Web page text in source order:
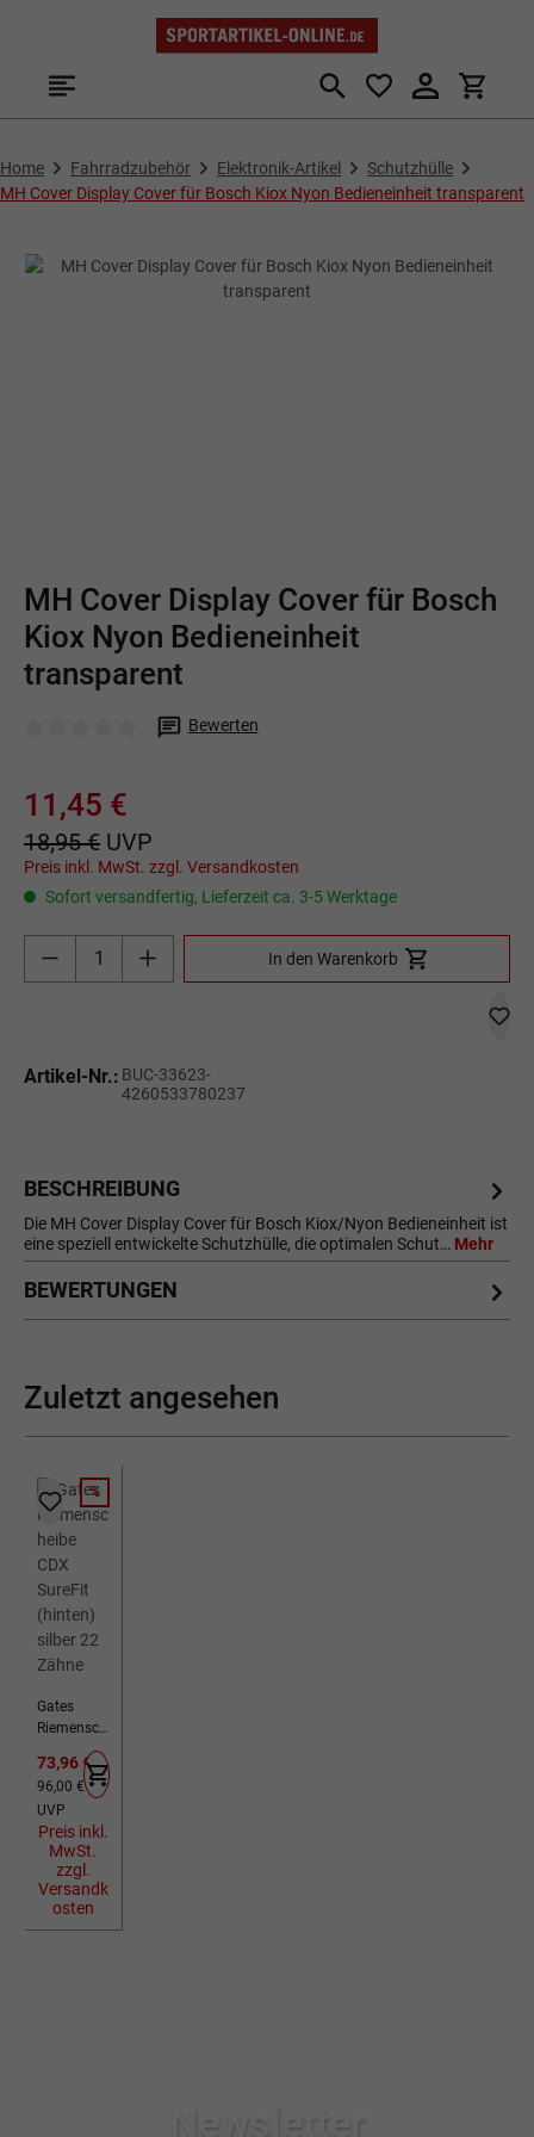
Zum Hauptinhalt springen
Home Fahrradzubehör Elektronik-Artikel
Schutzhülle
MH Cover Display Cover für Bosch Kiox Nyon Bedieneinheit transparent
MH Cover Display Cover für Bosch
Kiox Nyon Bedieneinheit
transparent
Bewerten
11,45 €
18,95 € UVP
Preis inkl. MwSt. zzgl. Versandkosten
Sofort versandfertig, Lieferzeit ca. 3-5 Werktage
Produkt Anzahl: Gib den gewünschten Wert
In den Warenkorb
Artikel-Nr.: BUC-33623-
4260533780237
BESCHREIBUNG
Die MH Cover Display Cover für Bosch Kiox/Nyon Bedieneinheit ist
eine speziell entwickelte Schutzhülle, die optimalen Schut… Mehr
BEWERTUNGEN
Zuletzt angesehen
RABATT
%
Gates
Riemensch
eibe CDX
SureFit
(hinten)
silber 22
Zähne
Verkaufspreis:
73,96 €
Regulärer Preis:
96,00 €
UVP
Preis inkl.
MwSt.
zzgl.
Versandk
osten